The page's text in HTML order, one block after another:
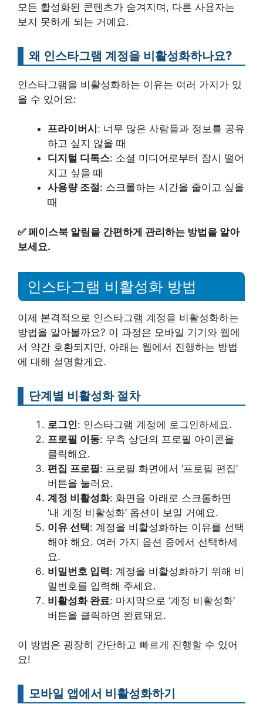
모든 활성화된 콘텐츠가 숨겨지며, 다른 사용자는
보지 못하게 되는 거예요.
왜 인스타그램 계정을 비활성화하나요?
인스타그램을 비활성화하는 이유는 여러 가지가 있
을 수 있어요:
프라이버시 : 너무 많은 사람들과 정보를 공유
하고 싶지 않을 때
디지털 디톡스: 소셜 미디어로부터 잠시 떨어
지고 싶을 때
사용량 조절: 스크롤하는 시간을 줄이고 싶을
때
✅페이스북 알림을 간편하게 관리하는 방법을 알아
보세요.
인스타그램 비활성화 방법
이제 본격적으로 인스타그램 계정을 비활성화하는
방법을 알아볼까요? 이 과정은 모바일 기기와 웹에
서 약간 호환되지만, 아래는 웹에서 진행하는 방법
에 대해 설명할게요.
단계별 비활성화 절차
로그인: 인스타그램 계정에 로그인하세요.
프로필 이동: 우측 상단의 프로필 아이콘을
클릭해요.
편집 프로필: 프로필 화면에서 ‘프로필 편집’
버튼을 눌러요.
계정 비활성화: 화면을 아래로 스크롤하면
‘내 계정 비활성화’ 옵션이 보일 거예요.
이유 선택: 계정을 비활성화하는 이유를 선택
해야 해요. 여러 가지 옵션 중에서 선택하세
요.
비밀번호 입력: 계정을 비활성화하기 위해 비
밀번호를 입력해 주세요.
비활성화 완료: 마지막으로 ‘계정 비활성화’
버튼을 클릭하면 완료돼요.
이 방법은 굉장히 간단하고 빠르게 진행할 수 있어
요!
모바일 앱에서 비활성화하기